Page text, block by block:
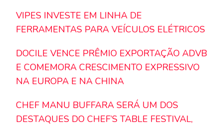
VIPES INVESTE EM LINHA DE
FERRAMENTAS PARA VEÍCULOS ELÉTRICOS
DOCILE VENCE PRÊMIO EXPORTAÇÃO ADVB
E COMEMORA CRESCIMENTO EXPRESSIVO
NA EUROPA E NA CHINA
CHEF MANU BUFFARA SERÁ UM DOS
DESTAQUES DO CHEF’S TABLE FESTIVAL,